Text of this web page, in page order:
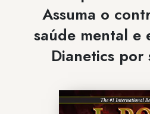
Assuma o
saúde mental e
Dianetics por